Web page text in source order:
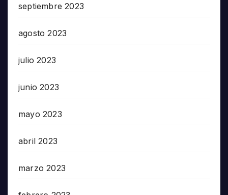
septiembre 2023
agosto 2023
julio 2023
junio 2023
mayo 2023
abril 2023
marzo 2023